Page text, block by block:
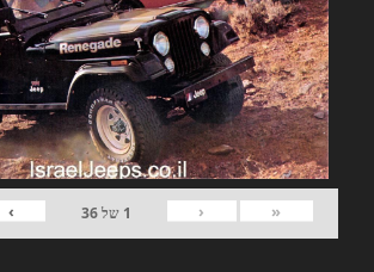
«
‹
1 של36
›